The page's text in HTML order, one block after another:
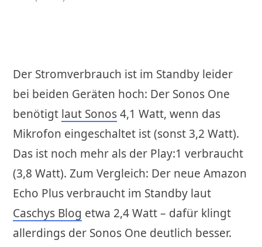
Der Stromverbrauch ist im Standby leider
bei beiden Geräten hoch: Der Sonos One
benötigt laut Sonos4,1 Watt, wenn das
Mikrofon eingeschaltet ist (sonst 3,2 Watt).
Das ist noch mehr als der Play:1 verbraucht
(3,8 Watt). Zum Vergleich: Der neue Amazon
Echo Plus verbraucht im Standby laut
Caschys Blog etwa 2,4 Watt – dafür klingt
allerdings der Sonos One deutlich besser.